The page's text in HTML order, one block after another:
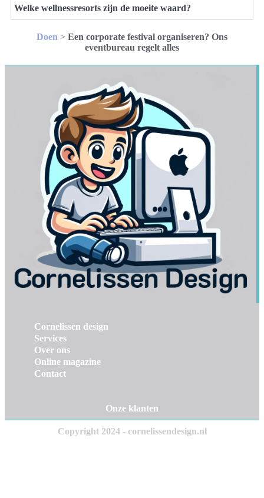
Welke wellnessresorts zijn de moeite waard?
Doen > Een corporate festival organiseren? Ons
eventbureau regelt alles
Cornelissen design
Services
Over ons
Online magazine
Contact
Onze klanten
Copyright 2024 - cornelissendesign.nl